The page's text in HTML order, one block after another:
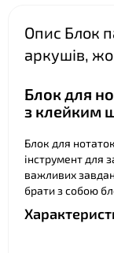
Опис Блок
аркушів,
Блок для
з клейким
Блок для
інструмент для
важливих
брати з собою